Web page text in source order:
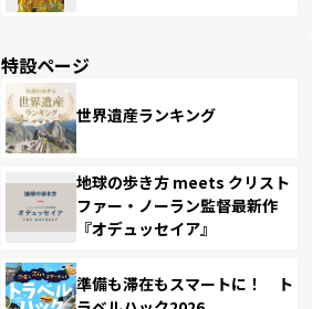
特設ページ
世界遺産ランキング
地球の歩き方 meets クリスト
ファー・ノーラン監督最新作
『オデュッセイア』
準備も滞在もスマートに！ ト